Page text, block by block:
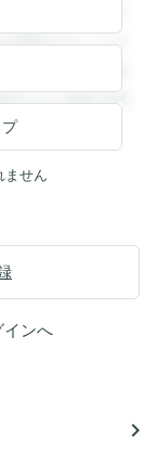
録すると回答を
閲覧することが
できます。登録
すると回答を閲
ません
インへ
navigate_next